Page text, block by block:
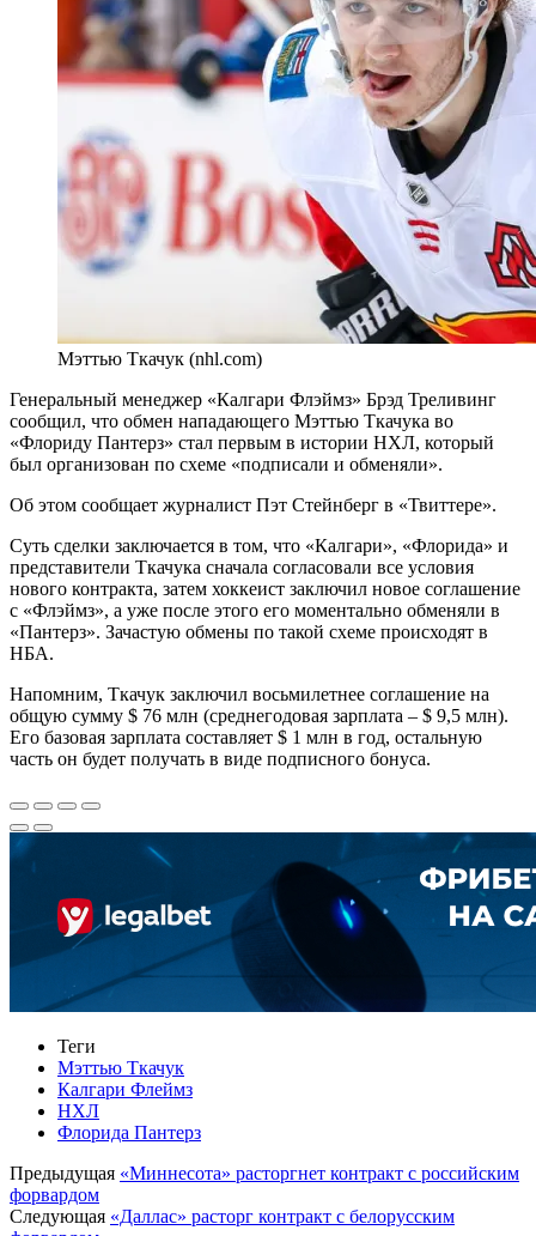
Мэттью Ткачук (nhl.com)
Генеральный менеджер «Калгари Флэймз» Брэд Треливинг
сообщил, что обмен нападающего Мэттью Ткачука во
«Флориду Пантерз» стал первым в истории НХЛ, который
был организован по схеме «подписали и обменяли».
Об этом сообщает журналист Пэт Стейнберг в «Твиттере».
Суть сделки заключается в том, что «Калгари», «Флорида» и
представители Ткачука сначала согласовали все условия
нового контракта, затем хоккеист заключил новое соглашение
с «Флэймз», а уже после этого его моментально обменяли в
«Пантерз». Зачастую обмены по такой схеме происходят в
НБА.
Напомним, Ткачук заключил восьмилетнее соглашение на
общую сумму $ 76 млн (среднегодовая зарплата – $ 9,5 млн).
Его базовая зарплата составляет $ 1 млн в год, остальную
часть он будет получать в виде подписного бонуса.
Теги
Мэттью Ткачук
Калгари Флеймз
НХЛ
Флорида Пантерз
Предыдущая «Миннесота» расторгнет контракт с российским
форвардом
Следующая «Даллас» расторг контракт с белорусским